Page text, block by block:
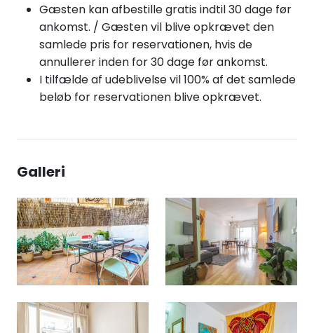
Gæsten kan afbestille gratis indtil 30 dage før
ankomst. / Gæsten vil blive opkrævet den
samlede pris for reservationen, hvis de
annullerer inden for 30 dage før ankomst.
I tilfælde af udeblivelse vil 100% af det samlede
beløb for reservationen blive opkrævet.
Galleri